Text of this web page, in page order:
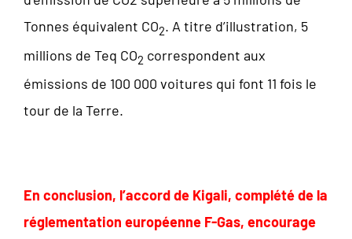
Tonnes équivalent CO2. A titre d’illustration, 5
millions de Teq CO2 correspondent aux
émissions de 100 000 voitures qui font 11 fois le
tour de la Terre.
En conclusion, l’accord de Kigali, complété de la
réglementation européenne F-Gas, encourage